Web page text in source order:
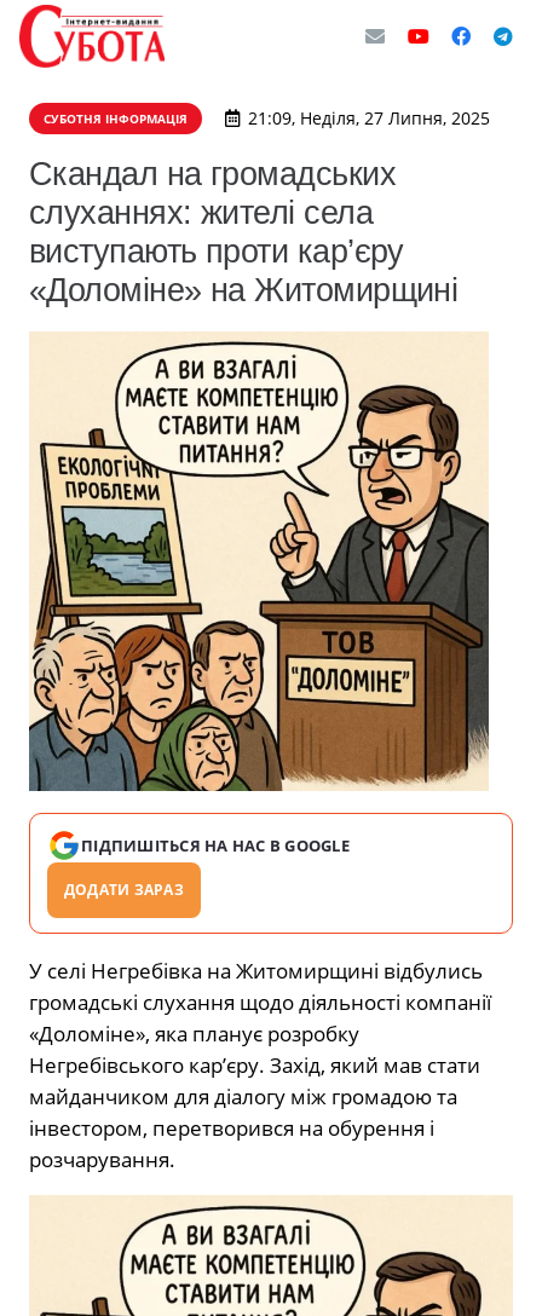
СУБОТНЯ ІНФОРМАЦІЯ 21:09, Неділя, 27 Липня, 2025
Скандал на громадських
слуханнях: жителі села
виступають проти кар’єру
«Доломіне» на Житомирщині
ПІДПИШІТЬСЯ НА НАС В GOOGLE
ДОДАТИ ЗАРАЗ
У селі Негребівка на Житомирщині відбулись
громадські слухання щодо діяльності компанії
«Доломіне», яка планує розробку
Негребівського кар’єру. Захід, який мав стати
майданчиком для діалогу між громадою та
інвестором, перетворився на обурення і
розчарування.